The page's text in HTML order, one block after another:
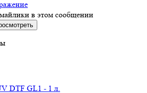
в этом сообщении